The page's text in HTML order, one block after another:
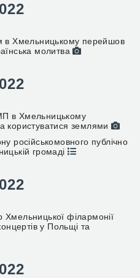
в Хмельницькому перейшов
молитва
МП в Хмельницькому
користуватися землями
російськомовного публічно
громаді
філармонії
у Польщі та